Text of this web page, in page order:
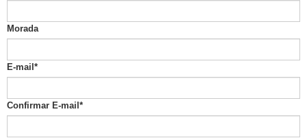
Morada
E-mail *
Confirmar E-mail *